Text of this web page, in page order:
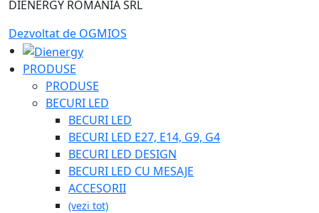
LAMPĂ DE MASĂ
LAMPĂ DE PERETE
OGLINZI CU ILUMINARE LED
EMERGENTA
CASĂ INTELIGENTĂ
APARATAJE
ACCESORII
DIENERGY ROMANIA SRL
Dezvoltat de OGMIOS
PRODUSE
PRODUSE
BECURI LED
BECURI LED
BECURI LED E27, E14, G9, G4
BECURI LED DESIGN
BECURI LED CU MESAJE
ACCESORII
(vezi tot)